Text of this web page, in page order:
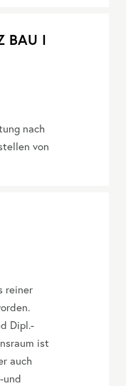
BAU I
nach
von
reiner
Dipl.-
ist
auch
und